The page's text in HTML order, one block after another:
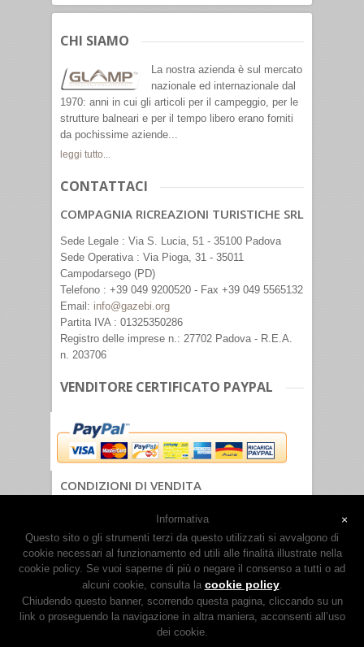
CHI SIAMO
La nostra azienda è sul mercato
nazionale ed internazionale dal
1970: anni in cui gli articoli per il campeggio, per le
strutture balneari e per il tempo libero erano forniti
da pochissime aziende...
leggi tutto...
CONTATTACI
COMPAGNIA RICREAZIONI TURISTICHE SRL
Sede Legale : Via S. Lucia, 51 - 35100 Padova
Sede Operativa : Via Pioga, 31 - 35011
Campodarsego (PD)
Telefono : +39 049 9200520 - Fax +39 049 5565132
Email: info@gazebi.org
Partita IVA : 01325350286
Registro delle imprese n.: 27702 Padova - R.E.A.
n. 203706
VENDITORE CERTIFICATO PAYPAL
CONDIZIONI DI VENDITA
×
Informativa
Questo sito o gli strumenti terzi da questo utilizzati si avvalgono di
cookie necessari al funzionamento ed utili alle finalità illustrate nella
cookie policy. Se vuoi saperne di più o negare il consenso a tutti o ad
alcuni cookie, consulta la cookie policy.
Chiudendo questo banner, scorrendo questa pagina, cliccando su un
link o proseguendo la navigazione in altra maniera, acconsenti all’uso
dei cookie.